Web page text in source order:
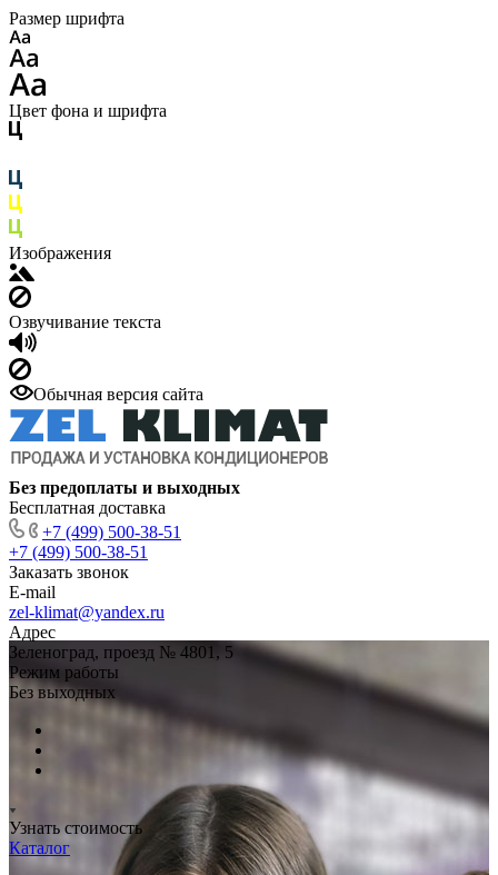
Размер шрифта
Цвет фона и шрифта
Изображения
Озвучивание текста
Обычная версия сайта
Без предоплаты и выходных
Бесплатная доставка
+7 (499) 500-38-51
+7 (499) 500-38-51
Заказать звонок
E-mail
zel-klimat@yandex.ru
Адрес
Зеленоград, проезд № 4801, 5
Режим работы
Без выходных
Узнать стоимость
Каталог